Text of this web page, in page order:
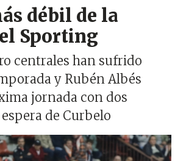
débil de la
Sporting
centrales han sufrido
y Rubén Albés
jornada con dos
de Curbelo